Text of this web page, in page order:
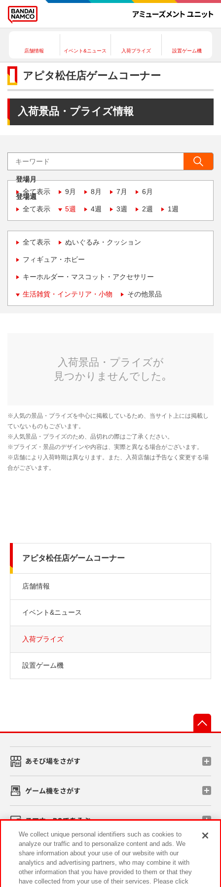
店舗情報 イベント&ニュース 入荷プライズ 設置ゲーム機
アピタ松任店ゲームコーナー
入荷景品・プライズ情報
登場月
全て表示
9月 8月 7月 6月
登場週
全て表示
5週 4週 3週 2週 1週
全て表示 ぬいぐるみ・クッション
フィギュア・ホビー
キーホルダー・マスコット・アクセサリー
生活雑貨・インテリア・小物 その他景品
アピタ松任店ゲームコーナー
店舗情報
イベント&ニュース
入荷プライズ
設置ゲーム機
あそび場をさがす
ゲーム機をさがす
スマホ・PCであそぶ
イベント・キャンペーン
We collect unique personal identifiers such as cookies to
analyze our traffic and to personalize content and ads. We
share information about your use of our website with our
analytics and advertising partners, who may combine it with
other information that you have provided to them or that they
have collected from your use of their services. Please click